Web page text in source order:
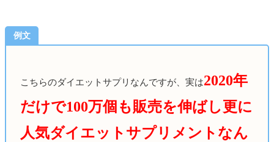
例文
こちらのダイエットサプリなんですが、実は2020年
だけで100万個も販売を伸ばし更に
人気ダイエットサプリメントなん